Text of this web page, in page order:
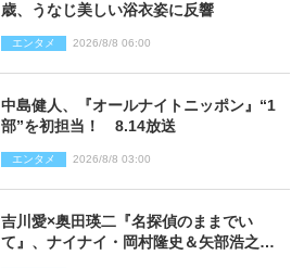
歳、うなじ美しい浴衣姿に反響
エンタメ 2026/8/8 06:00
中島健人、『オールナイトニッポン』“1
部”を初担当！ 8.14放送
エンタメ 2026/8/8 03:00
吉川愛×奥田瑛二『名探偵のままでい
て』、ナイナイ・岡村隆史＆矢部浩之の